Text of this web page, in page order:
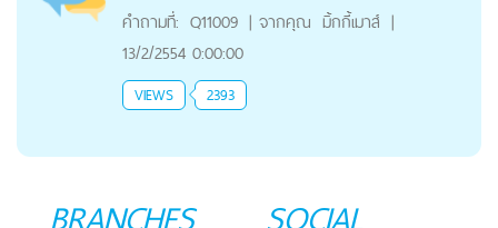
คำถามที่: Q11009 | จากคุณ มิ้กกี้เมาส์ |
13/2/2554 0:00:00
VIEWS 2393